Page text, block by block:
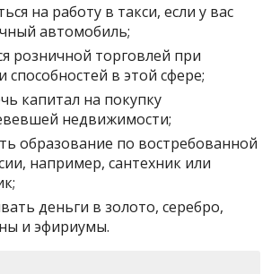
на работу в такси, если у вас
автомобиль;
розничной торговлей при
способностей в этой сфере;
капитал на покупку
недвижимости;
образование по востребованной
например, сантехник или
деньги в золото, серебро,
и эфириумы.